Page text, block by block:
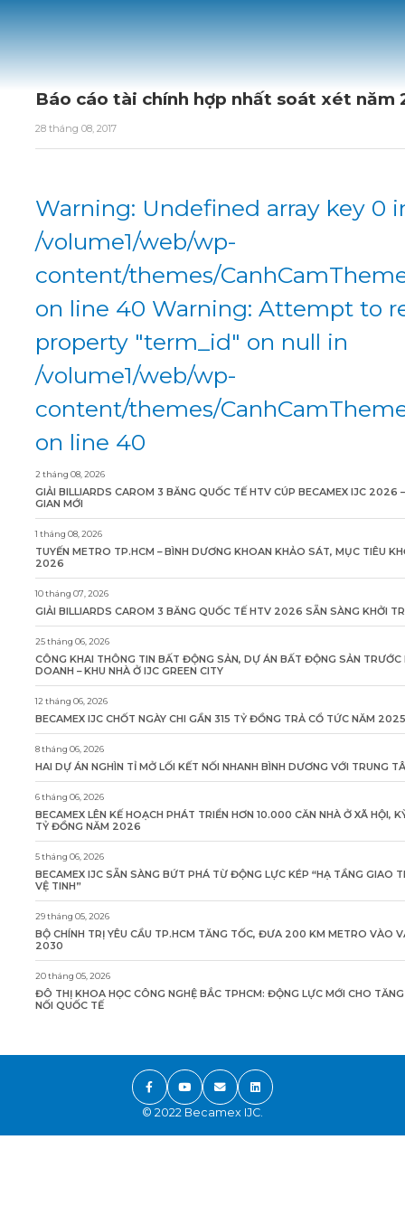
Báo cáo tài chính hợp nhất soát xét năm
28 tháng 08, 2017
Warning: Undefined array key 0
/volume1/web/wp-
content/themes/
on line 40 Warning: Attempt to
property "term_id" on null in
/volume1/web/wp-
content/themes/
on line 40
2 tháng 08, 2026
GIẢI BILLIARDS CAROM 3 BĂNG QUỐC TẾ HTV CÚP BECAMEX IJC 2026
GIAN MỚI
1 tháng 08, 2026
TUYẾN METRO TP.HCM – BÌNH DƯƠNG KHOAN KHẢO SÁT, MỤC TIÊU
2026
10 tháng 07, 2026
GIẢI BILLIARDS CAROM 3 BĂNG QUỐC TẾ HTV 2026 SẴN SÀNG KHỞI
25 tháng 06, 2026
CÔNG KHAI THÔNG TIN BẤT ĐỘNG SẢN, DỰ ÁN BẤT ĐỘNG SẢN
DOANH – KHU NHÀ Ở IJC GREEN CITY
12 tháng 06, 2026
BECAMEX IJC CHỐT NGÀY CHI GẦN 315 TỶ ĐỒNG TRẢ CỔ TỨC NĂM 2025
8 tháng 06, 2026
HAI DỰ ÁN NGHÌN TỈ MỞ LỐI KẾT NỐI NHANH BÌNH DƯƠNG VỚI TRUNG
6 tháng 06, 2026
BECAMEX LÊN KẾ HOẠCH PHÁT TRIỂN HƠN 10.000 CĂN NHÀ Ở XÃ HỘI,
TỶ ĐỒNG NĂM 2026
5 tháng 06, 2026
BECAMEX IJC SẴN SÀNG BỨT PHÁ TỪ ĐỘNG LỰC KÉP “HẠ TẦNG GIAO
VỆ TINH”
29 tháng 05, 2026
BỘ CHÍNH TRỊ YÊU CẦU TP.HCM TĂNG TỐC, ĐƯA 200 KM METRO VÀO
2030
20 tháng 05, 2026
ĐÔ THỊ KHOA HỌC CÔNG NGHỆ BẮC TPHCM: ĐỘNG LỰC MỚI CHO
NỐI QUỐC TẾ
© 2022 Becamex IJC.